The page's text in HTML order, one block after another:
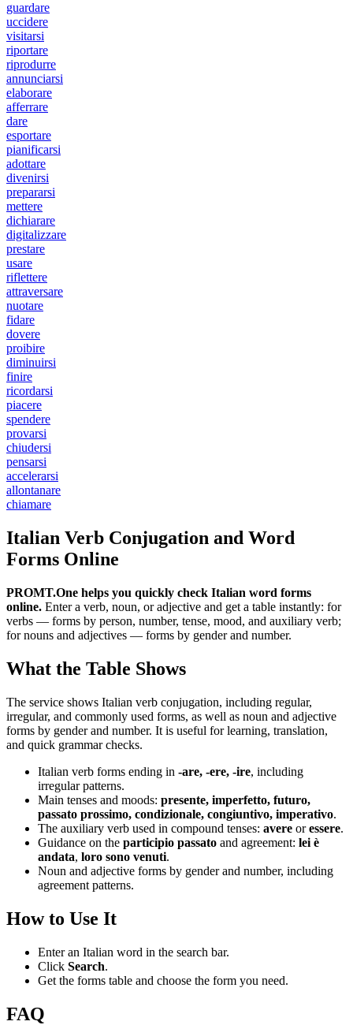
guardare
uccidere
visitarsi
riportare
riprodurre
annunciarsi
elaborare
afferrare
dare
esportare
pianificarsi
adottare
divenirsi
prepararsi
mettere
dichiarare
digitalizzare
prestare
usare
riflettere
attraversare
nuotare
fidare
dovere
proibire
diminuirsi
finire
ricordarsi
piacere
spendere
provarsi
chiudersi
pensarsi
accelerarsi
allontanare
chiamare
Italian Verb Conjugation and Word
Forms Online
PROMT.One helps you quickly check Italian word forms
online. Enter a verb, noun, or adjective and get a table instantly: for
verbs — forms by person, number, tense, mood, and auxiliary verb;
for nouns and adjectives — forms by gender and number.
What the Table Shows
The service shows Italian verb conjugation, including regular,
irregular, and commonly used forms, as well as noun and adjective
forms by gender and number. It is useful for learning, translation,
and quick grammar checks.
Italian verb forms ending in -are, -ere, -ire, including
irregular patterns.
Main tenses and moods: presente, imperfetto, futuro,
passato prossimo, condizionale, congiuntivo, imperativo.
The auxiliary verb used in compound tenses: avere oressere.
Guidance on the participio passato and agreement: lei è
andata, loro sono venuti.
Noun and adjective forms by gender and number, including
agreement patterns.
How to Use It
Enter an Italian word in the search bar.
Click Search.
Get the forms table and choose the form you need.
FAQ